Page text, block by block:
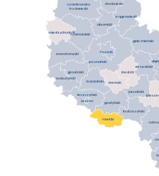
chodzieski
czarnkowsko
trzcianecki
gnieźnieński
gostyński
grodziski
jarociński
kościański
krotoszyński
leszczyński
międzychodzki
nowotomyski
obornicki
poznański
rawicki
szamotulski
średzki
śremski
wągrowiecki
wolsztyński
wrzesiński
Leszno
Poznań